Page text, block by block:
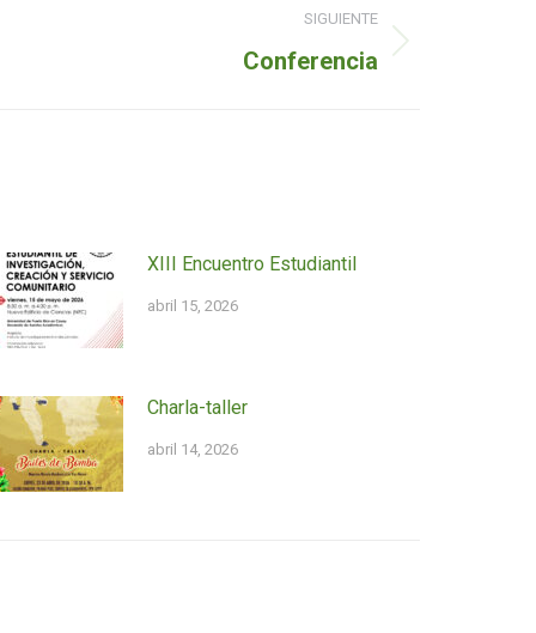
SIGUIENTE
Conferencia
XIII Encuentro Estudiantil
abril 15, 2026
Charla-taller
abril 14, 2026